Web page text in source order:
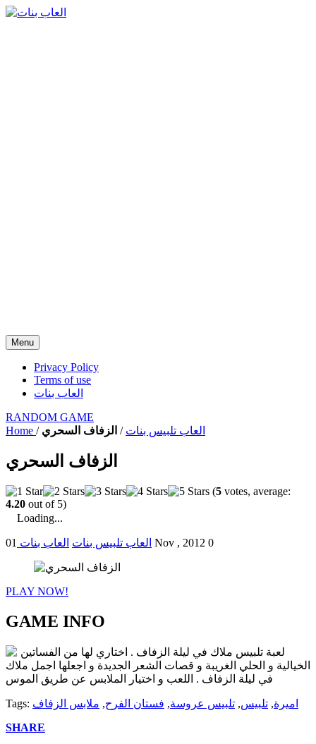
Menu
Privacy Policy
Terms of use
العاب بنات
RANDOM GAME
Home / العاب تلبيس بنات / الزفاف السحري
الزفاف السحري
(5 votes, average:
4.20 out of 5)
Loading...
العاب تلبيس بنات العاب بنات 01 Nov , 2012 0
PLAY NOW!
GAME INFO
لعبة تلبيس ملاك في ليلة الزفاف . اختاري لها من الفساتين
الخيالية و الحلي الغريبة و قصات الشعر الجديدة و اجعلها اجمل ملاك
في ليلة الزفاف . اللعب و اختيار الملابس عن طريق الموس
Tags: اميرة, تلبيس, تلبيس عروسة, فستان الفرح, ملابس الزفاف
SHARE